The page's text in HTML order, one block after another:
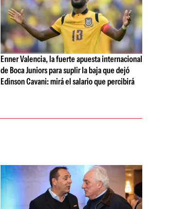
Enner Valencia, la fuerte apuesta internacional
de Boca Juniors para suplir la baja que dejó
Edinson Cavani: mirá el salario que percibirá